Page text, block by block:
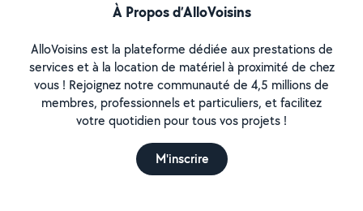
À Propos d’AlloVoisins
AlloVoisins est la plateforme dédiée aux prestations de
services et à la location de matériel à proximité de chez
vous ! Rejoignez notre communauté de 4,5 millions de
membres, professionnels et particuliers, et facilitez
votre quotidien pour tous vos projets !
M'inscrire